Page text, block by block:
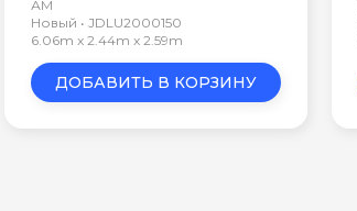
АМ
Новый • JDLU2000150
6.06m x 2.44m x 2.59m
ДОБАВИТЬ В КОРЗИНУ